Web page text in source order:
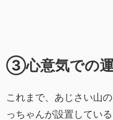
③心意気での運
これまで、あじさい山
っちゃんが設置してい